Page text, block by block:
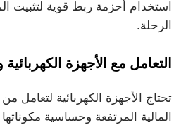
استخدام أحزمة ربط قوية لتثبيت
الرحلة.
التعامل مع الأجهزة الكهربائية
تحتاج الأجهزة الكهربائية لتعامل
المالية المرتفعة وحساسية مكوناتها